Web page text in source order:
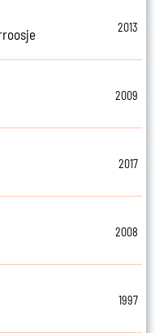
2013
2009
2017
2008
1997